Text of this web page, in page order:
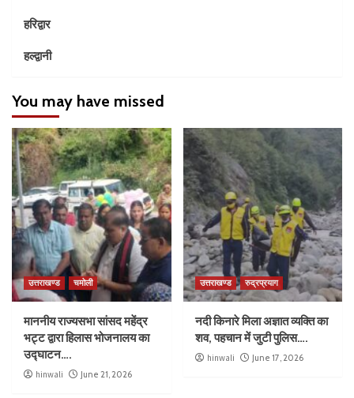
हरिद्वार
हल्द्वानी
You may have missed
उत्तराखण्ड चमोली
माननीय राज्यसभा सांसद महेंद्र
भट्ट द्वारा हिलास भोजनालय का
उद्घाटन….
hinwali June 21, 2026
उत्तराखण्ड रुद्रप्रयाग
नदी किनारे मिला अज्ञात व्यक्ति का
शव, पहचान में जुटी पुलिस….
hinwali June 17, 2026